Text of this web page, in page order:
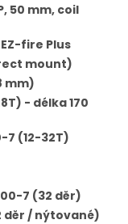
50 mm, coil
EZ-fire Plus
mount)
mm)
- délka 170
7 (12-32T)
7 (32 děr)
děr / nýtované)